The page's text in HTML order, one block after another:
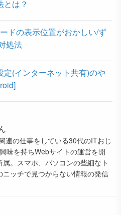
とは？
ドの表示位置がおかしい/ず
処法
定(インターネット共有)のや
連の仕事をしている30代のITおじ
味を持ちWebサイトの運営を開
。スマホ、パソコンの些細なト
ッチで見つからない情報の発信